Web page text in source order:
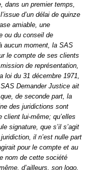
dans un premier temps,
d’un délai de quinze
amiable, une
ou du conseil de
aucun moment, la SAS
le compte de ses clients
de représentation,
loi du 31 décembre 1971,
Demander Justice ait
de seconde part, la
des juridictions sont
lui-même; qu’elles
signature, que s’il s’agit
il n’est nulle part
pour le compte et au
nom de cette société
d’ailleurs, son logo,